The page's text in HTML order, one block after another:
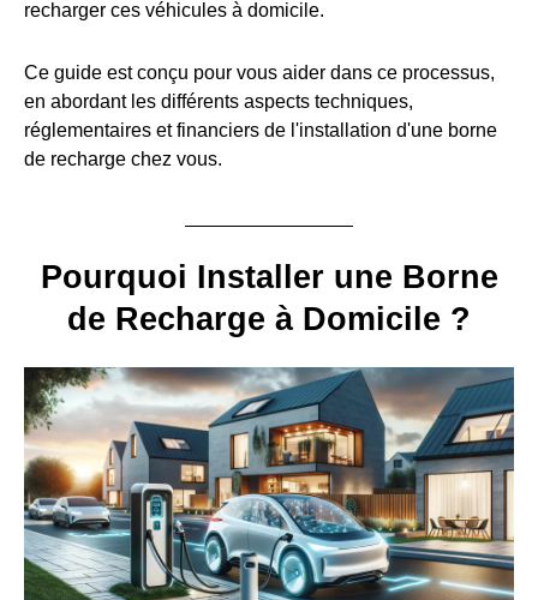
recharger ces véhicules à domicile.
Ce guide est conçu pour vous aider dans ce processus,
en abordant les différents aspects techniques,
réglementaires et financiers de l'installation d'une borne
de recharge chez vous.
Pourquoi Installer une Borne
de Recharge à Domicile ?